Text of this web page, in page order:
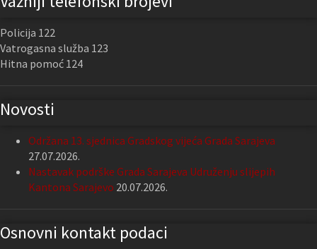
Policija 122
Vatrogasna služba 123
Hitna pomoć 124
Novosti
Održana 13. sjednica Gradskog vijeća Grada Sarajeva
27.07.2026.
Nastavak podrške Grada Sarajeva Udruženju slijepih
Kantona Sarajevo 20.07.2026.
Osnovni kontakt podaci